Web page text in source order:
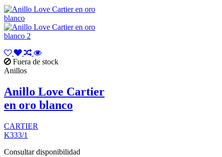
Fuera de stock
Anillos
Anillo Love Cartier
en oro blanco
CARTIER
K333/1
Consultar disponibilidad